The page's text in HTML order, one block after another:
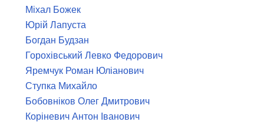
Міхал Божек
Юрій Лапуста
Богдан Будзан
Горохівський Левко Федорович
Яремчук Роман Юліанович
Ступка Михайло
Бобовніков Олег Дмитрович
Коріневич Антон Іванович